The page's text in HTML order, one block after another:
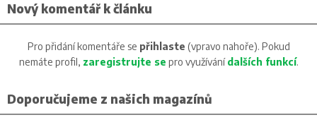
Nový komentář k článku
Pro přidání komentáře se přihlaste (vpravo nahoře). Pokud
nemáte profil, zaregistrujte se pro využívánídalších funkcí.
Doporučujeme z našich magazínů
Doporučené fotoaparáty: prosinec 2024